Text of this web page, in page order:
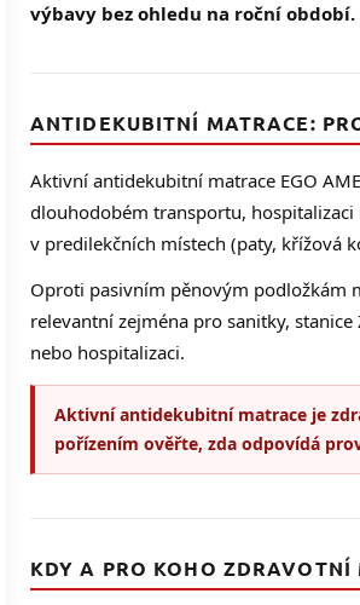
výbavy bez ohledu na roční období.
ANTIDEKUBITNÍ MATRACE:
Aktivní antidekubitní matrace EGO
dlouhodobém transportu,
v predilekčních místech (paty, křížová
Oproti pasivním pěnovým podložkám
relevantní zejména pro sanitky,
nebo hospitalizaci.
Aktivní antidekubitní matrace je
pořízením ověřte, zda odpovídá
KDY A PRO KOHO